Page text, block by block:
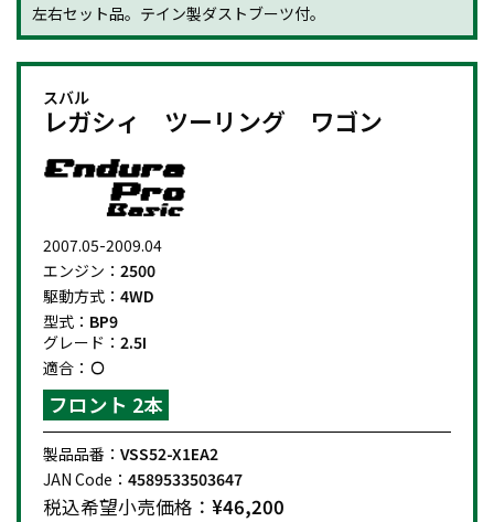
左右セット品。テイン製ダストブーツ付。
スバル
レガシィ ツーリング ワゴン
2007.05-2009.04
エンジン： 2500
駆動方式： 4WD
型式： BP9
グレード： 2.5I
適合：
フロント 2本
製品品番： VSS52-X1EA2
JAN Code： 4589533503647
税込希望小売価格： ¥46,200